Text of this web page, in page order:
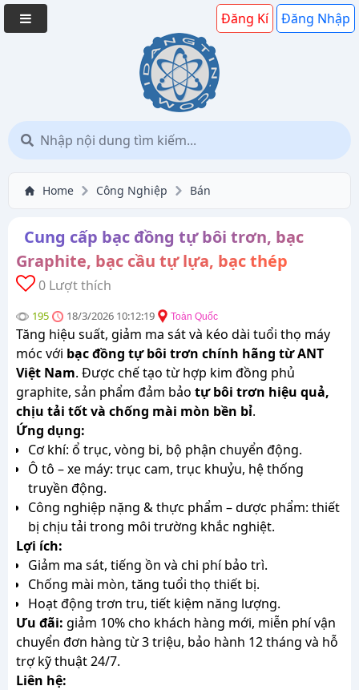
Đăng Kí Đăng Nhập
Home Công Nghiệp Bán
Cung cấp bạc đồng tự bôi trơn, bạc
Graphite, bạc cầu tự lựa, bạc thép
0 Lượt thích
195 18/3/2026 10:12:19 Toàn Quốc
Tăng hiệu suất, giảm ma sát và kéo dài tuổi thọ máy
móc với bạc đồng tự bôi trơn chính hãng từ ANT
Việt Nam. Được chế tạo từ hợp kim đồng phủ
graphite, sản phẩm đảm bảo tự bôi trơn hiệu quả,
chịu tải tốt và chống mài mòn bền bỉ.
Ứng dụng:
Cơ khí: ổ trục, vòng bi, bộ phận chuyển động.
Ô tô – xe máy: trục cam, trục khuỷu, hệ thống
truyền động.
Công nghiệp nặng & thực phẩm – dược phẩm: thiết
bị chịu tải trong môi trường khắc nghiệt.
Lợi ích:
Giảm ma sát, tiếng ồn và chi phí bảo trì.
Chống mài mòn, tăng tuổi thọ thiết bị.
Hoạt động trơn tru, tiết kiệm năng lượng.
Ưu đãi: giảm 10% cho khách hàng mới, miễn phí vận
chuyển đơn hàng từ 3 triệu, bảo hành 12 tháng và hỗ
trợ kỹ thuật 24/7.
Liên hệ: